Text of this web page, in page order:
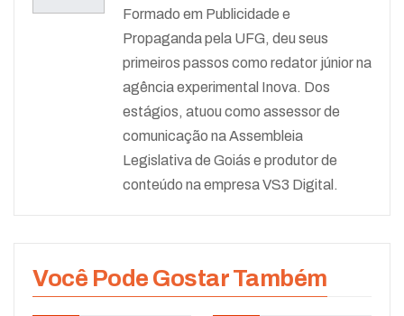
Formado em Publicidade e
Propaganda pela UFG, deu seus
primeiros passos como redator júnior na
agência experimental Inova. Dos
estágios, atuou como assessor de
comunicação na Assembleia
Legislativa de Goiás e produtor de
conteúdo na empresa VS3 Digital.
Você Pode Gostar Também